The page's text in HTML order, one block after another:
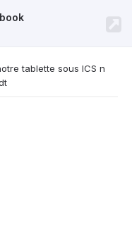
tablette sous ICS n